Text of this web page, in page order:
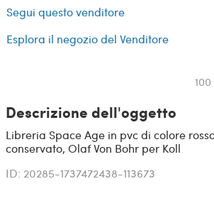
Segui questo venditore
Esplora il negozio del Venditore
Descrizione dell'oggetto
Libreria Space Age in pvc di colore
conservato, Olaf Von Bohr per Koll
ID: 20285-1737472438-113673